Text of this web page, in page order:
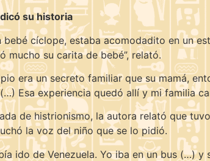
su historia
bebé cíclope, estaba acomodadito en un
mucho su carita de bebé”, relató.
era un secreto familiar que su mamá,
Esa experiencia quedó allí y mi familia
de histrionismo, la autora relató que
la voz del niño que se lo pidió.
ido de Venezuela. Yo iba en un bus (…)